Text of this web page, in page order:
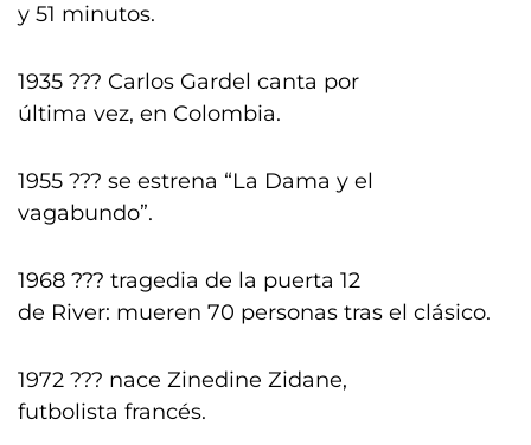
y 51 minutos.
1935 ??? Carlos Gardel canta por
última vez, en Colombia.
1955 ??? se estrena “La Dama y el
vagabundo”.
1968 ??? tragedia de la puerta 12
de River: mueren 70 personas tras el clásico.
1972 ??? nace Zinedine Zidane,
futbolista francés.